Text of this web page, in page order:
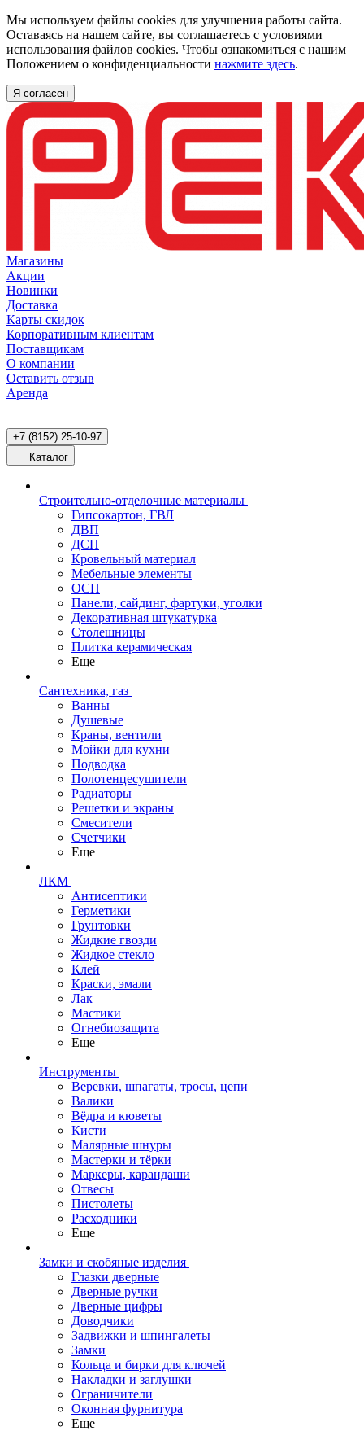
Мы используем файлы cookies для улучшения работы сайта.
Оставаясь на нашем сайте, вы соглашаетесь с условиями
использования файлов cookies. Чтобы ознакомиться с нашим
Положением о конфиденциальности нажмите здесь.
Я согласен
Магазины
Акции
Новинки
Доставка
Карты скидок
Корпоративным клиентам
Поставщикам
О компании
Оставить отзыв
Аренда
+7 (8152) 25-10-97
Каталог
Строительно-отделочные материалы
Гипсокартон, ГВЛ
ДВП
ДСП
Кровельный материал
Мебельные элементы
ОСП
Панели, сайдинг, фартуки, уголки
Декоративная штукатурка
Столешницы
Плитка керамическая
Еще
Сантехника, газ
Ванны
Душевые
Краны, вентили
Мойки для кухни
Подводка
Полотенцесушители
Радиаторы
Решетки и экраны
Смесители
Счетчики
Еще
ЛКМ
Антисептики
Герметики
Грунтовки
Жидкие гвозди
Жидкое стекло
Клей
Краски, эмали
Лак
Мастики
Огнебиозащита
Еще
Инструменты
Веревки, шпагаты, тросы, цепи
Валики
Вёдра и кюветы
Кисти
Малярные шнуры
Мастерки и тёрки
Маркеры, карандаши
Отвесы
Пистолеты
Расходники
Еще
Замки и скобяные изделия
Глазки дверные
Дверные ручки
Дверные цифры
Доводчики
Задвижки и шпингалеты
Замки
Кольца и бирки для ключей
Накладки и заглушки
Ограничители
Оконная фурнитура
Еще